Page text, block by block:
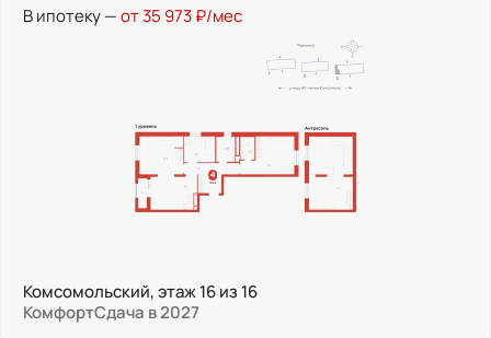
В ипотеку —от 35 973 ₽/мес
Комсомольский, этаж 16 из 16
КомфортСдача в 2027